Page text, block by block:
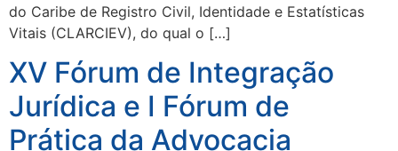
do Caribe de Registro Civil, Identidade e Estatísticas
Vitais (CLARCIEV), do qual o […]
XV Fórum de Integração
Jurídica e I Fórum de
Prática da Advocacia